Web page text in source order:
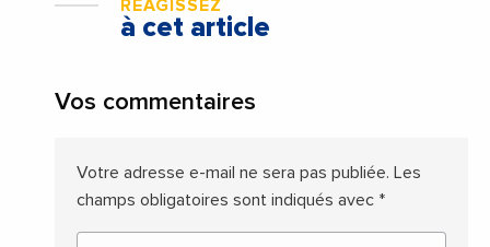
RÉAGISSEZ
à cet article
Vos commentaires
Votre adresse e-mail ne sera pas publiée. Les
champs obligatoires sont indiqués avec *